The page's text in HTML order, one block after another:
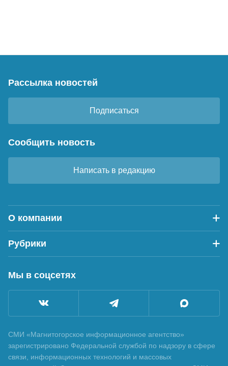
Рассылка новостей
Подписаться
Сообщить новость
Написать в редакцию
О компании
Рубрики
Мы в соцсетях
СМИ «Магнитогорское информационное агентство»
зарегистрировано Федеральной службой по надзору в сфере
связи, информационных технологий и массовых